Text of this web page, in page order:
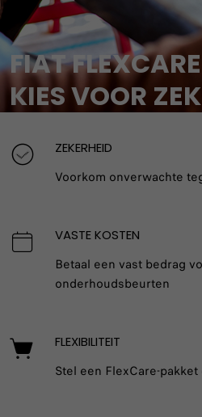
FIAT FLEXCARE
KIES VOOR
Ontdek onze flexibele
aanvullende garanties.
ZEKERHEID
Voorkom onverwachte
VASTE KOSTEN
Betaal een vast bedrag
onderhoudsbeurten
FLEXIBILITEIT
Stel een FlexCare-